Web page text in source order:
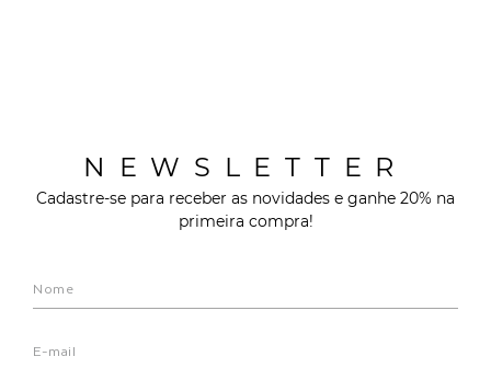
NEWSLETTER
Cadastre-se para receber as novidades e ganhe 20% na
primeira compra!